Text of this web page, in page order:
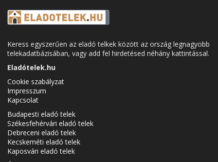
Keress egyszerűen az eladó telkek között az ország legnagyobb
telekadatbázisában, vagy add fel hirdetésed néhány kattintással.
Eladótelek.hu
Cookie szabályzat
Impresszum
Kapcsolat
Budapesti eladó telek
Székesfehérvári eladó telek
Debreceni eladó telek
Kecskeméti eladó telek
Kaposvári eladó telek